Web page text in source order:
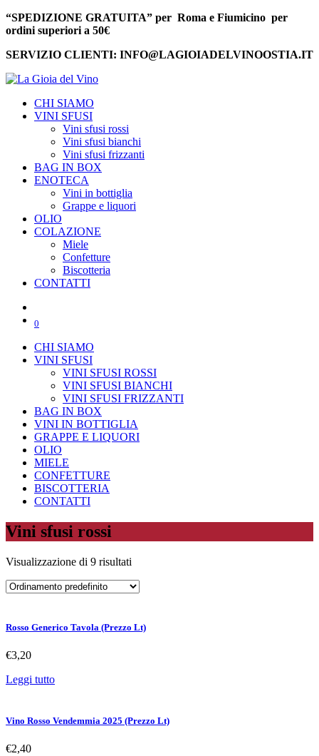
“SPEDIZIONE GRATUITA” per Roma e Fiumicino per
ordini superiori a 50€
SERVIZIO CLIENTI: INFO@LAGIOIADELVINOOSTIA.IT
CHI SIAMO
VINI SFUSI
Vini sfusi rossi
Vini sfusi bianchi
Vini sfusi frizzanti
BAG IN BOX
ENOTECA
Vini in bottiglia
Grappe e liquori
OLIO
COLAZIONE
Miele
Confetture
Biscotteria
CONTATTI
0
CHI SIAMO
VINI SFUSI
VINI SFUSI ROSSI
VINI SFUSI BIANCHI
VINI SFUSI FRIZZANTI
BAG IN BOX
VINI IN BOTTIGLIA
GRAPPE E LIQUORI
OLIO
MIELE
CONFETTURE
BISCOTTERIA
CONTATTI
Vini sfusi rossi
Visualizzazione di 9 risultati
Rosso Generico Tavola (Prezzo Lt)
€3,20
Leggi tutto
Vino Rosso Vendemmia 2025 (Prezzo Lt)
€2,40